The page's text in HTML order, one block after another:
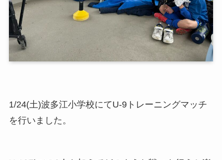
1/24(土)波多江小学校にてU-9トレーニングマッチ
を行いました。